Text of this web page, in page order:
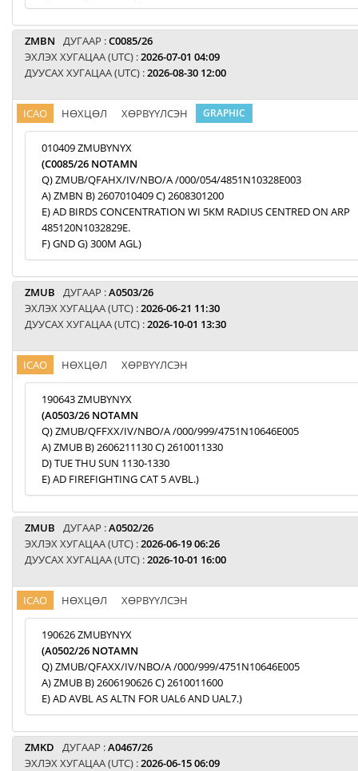
ZMBN ДУГААР :C0085/26
ЭХЛЭХ ХУГАЦАА (UTC) :2026-07-01 04:09
ДУУСАХ ХУГАЦАА (UTC) :2026-08-30 12:00
ICAO НӨХЦӨЛ ХӨРВҮҮЛСЭН GRAPHIC
010409 ZMUBYNYX
(C0085/26 NOTAMN
Q) ZMUB/QFAHX/IV/NBO/A /000/054/4851N10328E003
A) ZMBN B) 2607010409 C) 2608301200
E) AD BIRDS CONCENTRATION WI 5KM RADIUS CENTRED ON ARP
485120N1032829E.
F) GND G) 300M AGL)
ZMUB ДУГААР :A0503/26
ЭХЛЭХ ХУГАЦАА (UTC) :2026-06-21 11:30
ДУУСАХ ХУГАЦАА (UTC) :2026-10-01 13:30
ICAO НӨХЦӨЛ ХӨРВҮҮЛСЭН
190643 ZMUBYNYX
(A0503/26 NOTAMN
Q) ZMUB/QFFXX/IV/NBO/A /000/999/4751N10646E005
A) ZMUB B) 2606211130 C) 2610011330
D) TUE THU SUN 1130-1330
E) AD FIREFIGHTING CAT 5 AVBL.)
ZMUB ДУГААР :A0502/26
ЭХЛЭХ ХУГАЦАА (UTC) :2026-06-19 06:26
ДУУСАХ ХУГАЦАА (UTC) :2026-10-01 16:00
ICAO НӨХЦӨЛ ХӨРВҮҮЛСЭН
190626 ZMUBYNYX
(A0502/26 NOTAMN
Q) ZMUB/QFAXX/IV/NBO/A /000/999/4751N10646E005
A) ZMUB B) 2606190626 C) 2610011600
E) AD AVBL AS ALTN FOR UAL6 AND UAL7.)
ZMKD ДУГААР :A0467/26
ЭХЛЭХ ХУГАЦАА (UTC) :2026-06-15 06:09